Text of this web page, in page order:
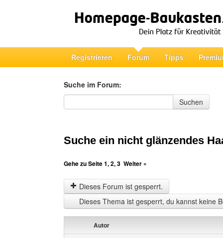
Registrieren Forum Tipps
Suche im Forum:
Suche im Forum
Suchen
Suche ein nicht glänzendes
Gehe zu Seite1,2,3 Weiter »
Dieses Forum ist gesperrt.
Dieses Thema ist gesperrt, du kannst keine
Autor